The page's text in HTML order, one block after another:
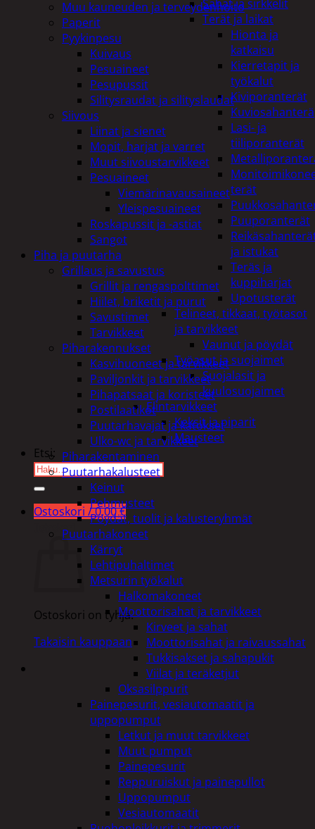
Sahat ja sirkkelit
Terät ja laikat
Hionta ja
katkaisu
Kierretapit ja
työkalut
Kiviporanterät
Kuviosahanterä
Lasi- ja
tiiliporanterät
terät
Puuporanterät
ja istukat
Teräs ja
kuppiharjat
Upotusterät
Telineet, tikkaat, työtasot
ja tarvikkeet
Vaunut ja pöydät
Työasut ja suojaimet
Suojalasit ja
kuulosuojaimet
Elintarvikkeet
Keksit ja piparit
Mausteet
Etsi:
Ostoskori /0,00€
Ostoskori
Ostoskori on tyhjä.
Takaisin kauppaan
Muu kauneuden ja terveydenhoito
Paperit
Pyykinpesu
Kuivaus
Pesuaineet
Pesupussit
Silitysraudat ja silityslaudat
Siivous
Liinat ja sienet
Mopit, harjat ja varret
Muut siivoustarvikkeet
Pesuaineet
Viemärinavausaineet
Yleispesuaineet
Roskapussit ja -astiat
Sangot
Piha ja puutarha
Grillaus ja savustus
Grillit ja rengaspolttimet
Hiilet, briketit ja purut
Savustimet
Tarvikkeet
Piharakennukset
Kasvihuoneet ja tarvikkeet
Paviljonkit ja tarvikkeet
Pihapatsaat ja koristeet
Postilaatikot
Puutarhavajat ja katokset
Ulko-wc ja tarvikkeet
Piharakentaminen
Puutarhakalusteet
Keinut
Pehmusteet
Pöydät, tuolit ja kalusteryhmät
Puutarhakoneet
Kärryt
Lehtipuhaltimet
Metsurin työkalut
Halkomakoneet
Moottorisahat ja tarvikkeet
Kirveet ja sahat
Moottorisahat ja raivaussahat
Tukkisakset ja sahapukit
Viilat ja teräketjut
Oksasilppurit
Painepesurit, vesiautomaatit ja
uppopumput
Letkut ja muut tarvikkeet
Muut pumput
Painepesurit
Reppuruiskut ja painepullot
Uppopumput
Vesiautomaatit